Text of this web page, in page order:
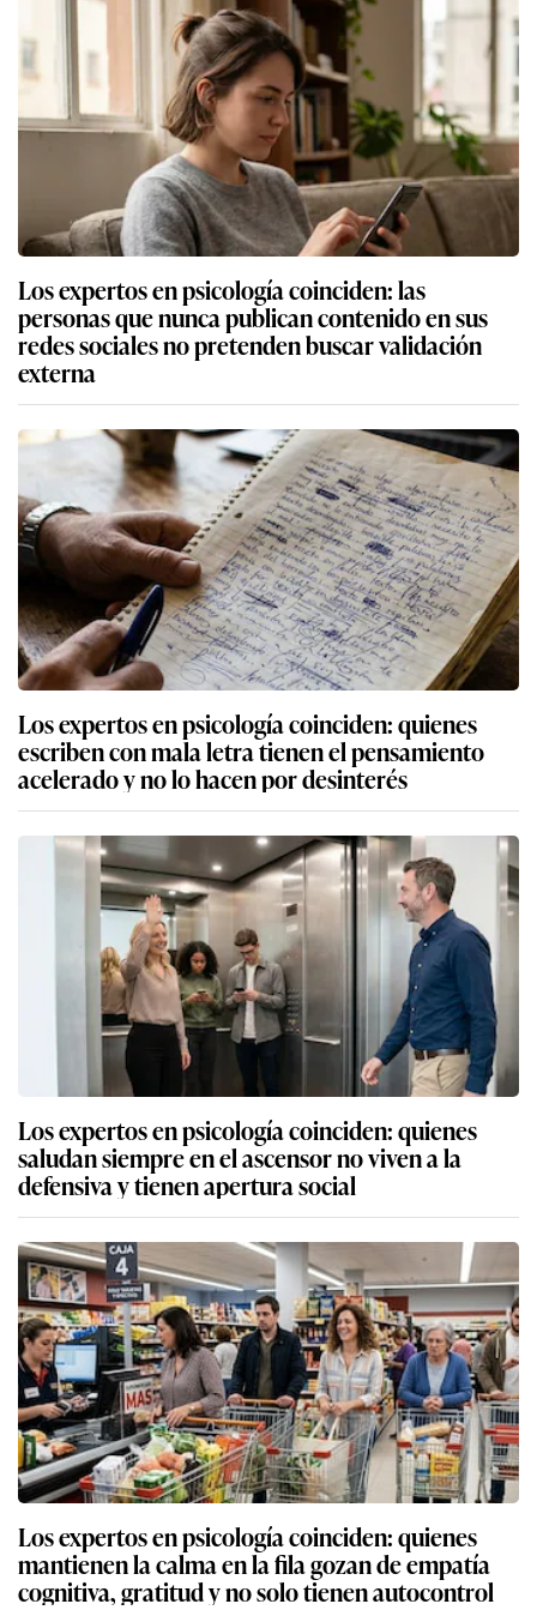
Los expertos en psicología coinciden: las
personas que nunca publican contenido en sus
redes sociales no pretenden buscar validación
externa
Los expertos en psicología coinciden: quienes
escriben con mala letra tienen el pensamiento
acelerado y no lo hacen por desinterés
Los expertos en psicología coinciden: quienes
saludan siempre en el ascensor no viven a la
defensiva y tienen apertura social
Los expertos en psicología coinciden: quienes
mantienen la calma en la fila gozan de empatía
cognitiva, gratitud y no solo tienen autocontrol